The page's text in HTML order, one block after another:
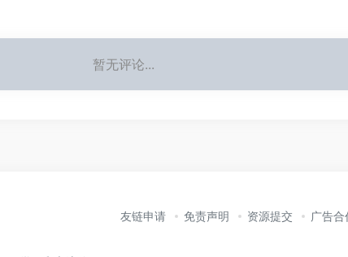
暂无评论...
友链申请 免责声明 资源提交 广告合